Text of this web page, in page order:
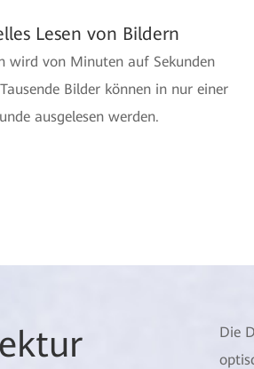
Lesen von Bildern
wird von Minuten auf Sekunden
Bilder können in nur einer
ausgelesen werden.
Die